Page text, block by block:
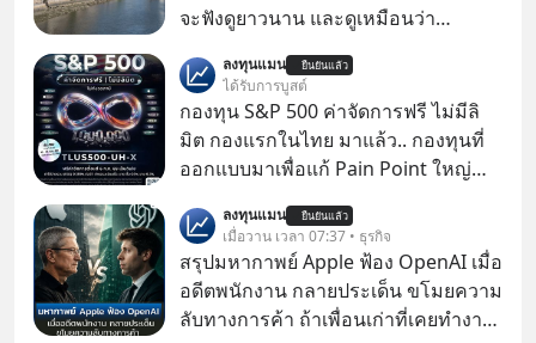
จะฟังดูยาวนาน และดูเหมือนว่า
ยังคงอันตรายไปอีกยาวนานมาก แต่อัน
ที่จริง นี่คือสาเหตุหลักที่ทำให้ยูเรเนียม
ไม่ใช่ภัยคุกคามหลักหลังการทิ้งระเบิด
ที่ฮิโรชิมา
ลงทุนแมน ยืนยันแล้ว
ได้รับการบูสต์
กองทุน S&P 500 ค่าจัดการฟรี ไม่มีลิ
มิต กองแรกในไทย มาแล้ว.. กองทุนที่
ออกแบบมาเพื่อแก้ Pain Point ใหญ่
ลงทุนแมน ยืนยันแล้ว
เมื่อวาน เวลา 07:37 • ธุรกิจ
สรุปมหากาพย์ Apple ฟ้อง OpenAI เมื่อ
อดีตพนักงาน กลายประเด็น ขโมยความ
ลับทางการค้า ถ้าเพื่อนเก่าที่เคยทำงาน